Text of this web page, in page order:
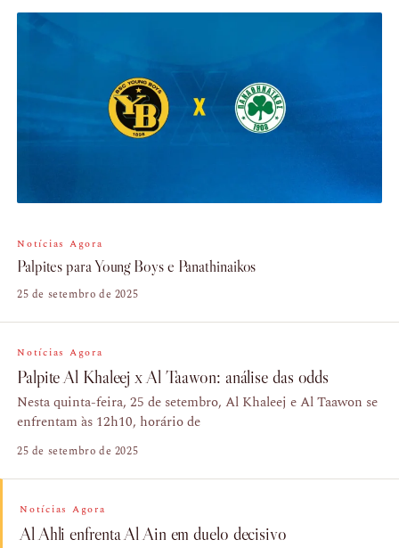
Notícias Agora
Palpites para Young Boys e Panathinaikos
25 de setembro de 2025
Notícias Agora
Palpite Al Khaleej x Al Taawon: análise das odds
Nesta quinta-feira, 25 de setembro, Al Khaleej e Al Taawon se
enfrentam às 12h10, horário de
25 de setembro de 2025
Notícias Agora
Al Ahli enfrenta Al Ain em duelo decisivo